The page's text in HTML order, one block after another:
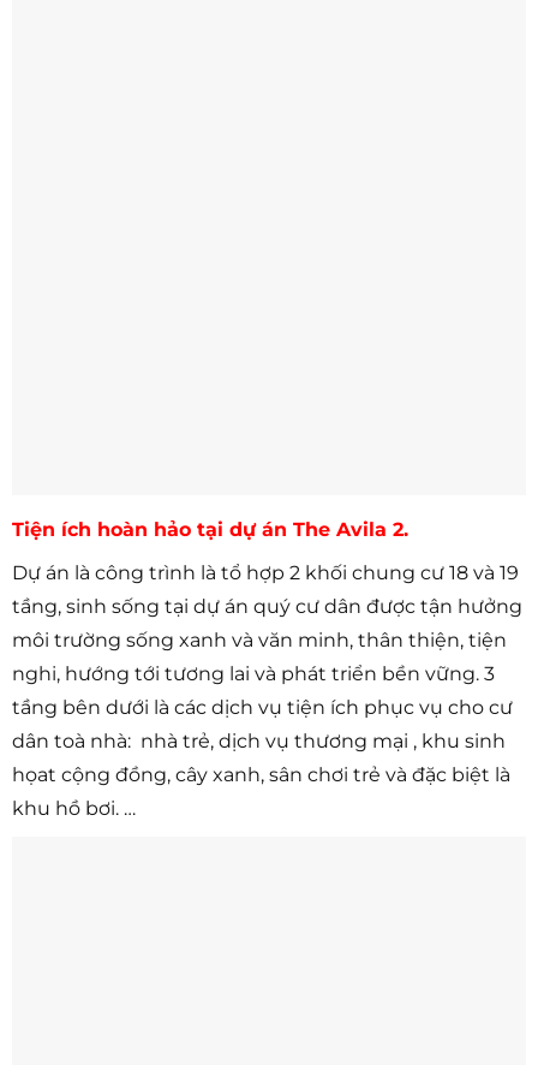
Tiện ích hoàn hảo tại dự án The Avila 2.
Dự án là công trình là tổ hợp 2 khối chung cư 18 và 19
tầng, sinh sống tại dự án quý cư dân được tận hưởng
môi trường sống xanh và văn minh, thân thiện, tiện
nghi, hướng tới tương lai và phát triển bền vững. 3
tầng bên dưới là các dịch vụ tiện ích phục vụ cho cư
dân toà nhà: nhà trẻ, dịch vụ thương mại , khu sinh
họat cộng đồng, cây xanh, sân chơi trẻ và đặc biệt là
khu hồ bơi. …